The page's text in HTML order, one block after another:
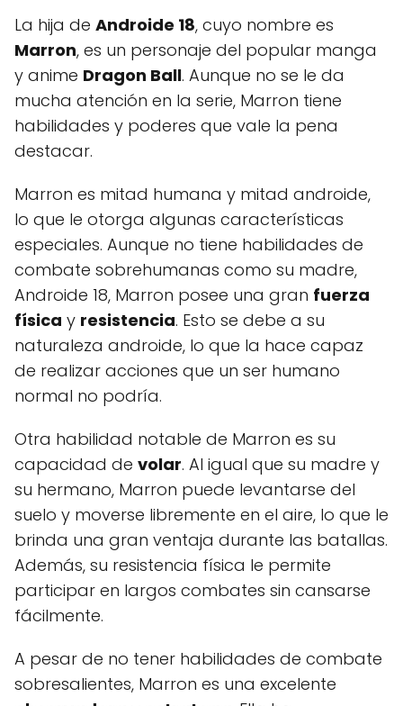
La hija de Androide 18, cuyo nombre es
Marron, es un personaje del popular manga
y anime Dragon Ball. Aunque no se le da
mucha atención en la serie, Marron tiene
habilidades y poderes que vale la pena
destacar.
Marron es mitad humana y mitad androide,
lo que le otorga algunas características
especiales. Aunque no tiene habilidades de
combate sobrehumanas como su madre,
Androide 18, Marron posee una gran fuerza
física y resistencia. Esto se debe a su
naturaleza androide, lo que la hace capaz
de realizar acciones que un ser humano
normal no podría.
Otra habilidad notable de Marron es su
capacidad de volar. Al igual que su madre y
su hermano, Marron puede levantarse del
suelo y moverse libremente en el aire, lo que le
brinda una gran ventaja durante las batallas.
Además, su resistencia física le permite
participar en largos combates sin cansarse
fácilmente.
A pesar de no tener habilidades de combate
sobresalientes, Marron es una excelente